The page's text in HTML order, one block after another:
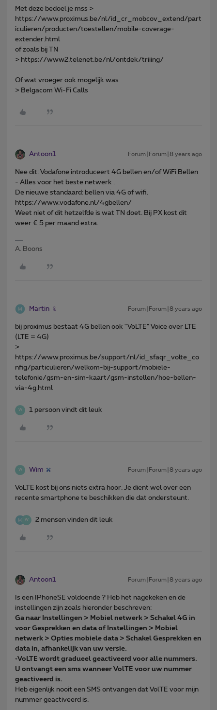
Met deze bedoel je mss >
https://www.proximus.be/nl/id_cr_mobcov_extend/part
iculieren/producten/toestellen/mobile-coverage-
extender.html
of zoals bij TN
> https://www2.telenet.be/nl/ontdek/triiing/
Of wat vroeger ook mogelijk was
> Belgacom Wi-Fi Calls
Antoon1 Forum|Forum|8 years ago
Nee dit: Vodafone introduceert 4G bellen en/of WiFi Bellen
- Alles voor het beste netwerk .
De nieuwe standaard: bellen via 4G of wifi.
https://www.vodafone.nl/4gbellen/
Weet niet of dit hetzelfde is wat TN doet. Bij PX kost dit
weer € 5 per maand extra.
A. Boons
Martin Forum|Forum|8 years ago
bij proximus bestaat 4G bellen ook "VoLTE" Voice over LTE
(LTE = 4G)
>
https://www.proximus.be/support/nl/id_sfaqr_volte_co
nfig/particulieren/welkom-bij-support/mobiele-
telefonie/gsm-en-sim-kaart/gsm-instellen/hoe-bellen-
via-4g.html
W 1 persoon vindt dit leuk
W Wim Forum|Forum|8 years ago
VoLTE kost bij ons niets extra hoor. Je dient wel over een
recente smartphone te beschikken die dat ondersteunt.
W 2 mensen vinden dit leuk
Antoon1 Forum|Forum|8 years ago
Is een IPhoneSE voldoende ? Heb het nagekeken en de
instellingen zijn zoals hieronder beschreven:
Ga naar Instellingen > Mobiel netwerk > Schakel 4G in
voor Gesprekken en data of Instellingen > Mobiel
netwerk > Opties mobiele data > Schakel Gesprekken en
data in, afhankelijk van uw versie.
◦VoLTE wordt gradueel geactiveerd voor alle nummers.
U ontvangt een sms wanneer VolTE voor uw nummer
geactiveerd is.
Heb eigenlijk nooit een SMS ontvangen dat VolTE voor mijn
nummer geactiveerd is.